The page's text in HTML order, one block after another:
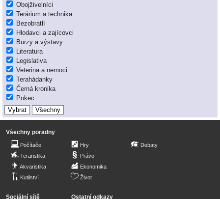
Obojživelníci
Terárium a technika
Bezobratlí
Hlodavci a zajícovci
Burzy a výstavy
Literatura
Legislativa
Veterina a nemoci
Terahádanky
Černá kronika
Pokec
Všechny poradny
Počítače
Teraristika
Akvaristika
Kutilství
Hry
Právo
Ekonomika
Život
Debaty
Sociální sítě Ostatní odkazy